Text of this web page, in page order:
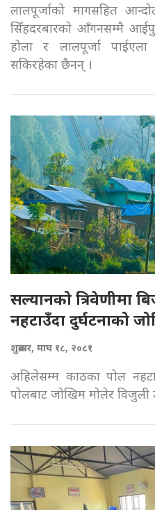
लालपूर्जाको मागसहित
सिँहदरबारको आँगनसम्मै
होला र लालपूर्जा
सकिरहेका छैनन् ।
सल्यानको त्रिवेणीमा
नहटाउँदा दुर्घटनाको
शुक्रबार, माघ १८, २०८१
अहिलेसम्म काठका पोल
पोलबाट जोखिम मोलेर विजुली